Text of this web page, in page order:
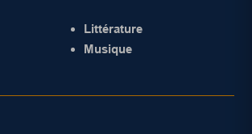
Littérature
Musique